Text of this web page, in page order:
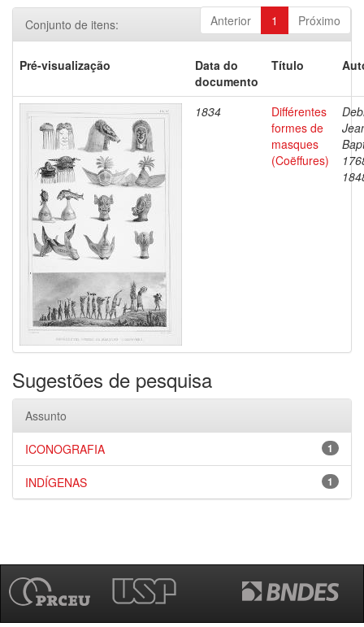
Anterior 1 Próximo
Conjunto de itens:
Pré-visualização
Data do
documento
Título
1834
Différentes
formes de
masques
(Coëffures)
Sugestões de pesquisa
Assunto
1
ICONOGRAFIA
1
INDÍGENAS